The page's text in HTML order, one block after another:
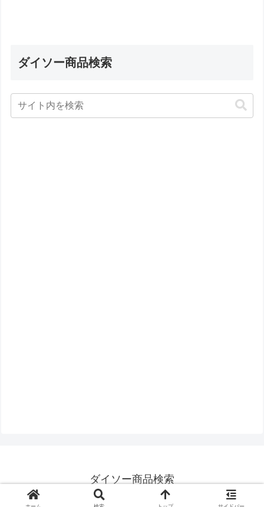
ダイソー商品検索
ダイソー商品検索
© 2016-2026 ダイソー商品検索.